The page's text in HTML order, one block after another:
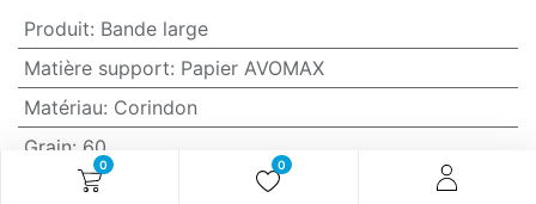
0 0
Produit: Bande large
Matière support: Papier AVOMAX
Matériau: Corindon
Grain: 60
Anti-encrassement